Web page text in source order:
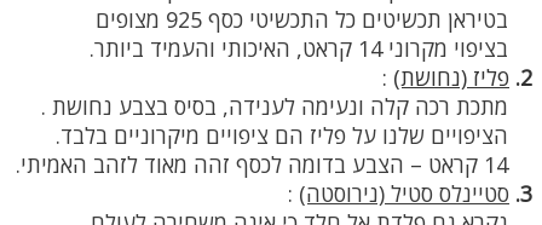
בטיראן תכשיטים כל התכשיטי כסף 925 מצופים
בציפוי מקרוני 14 קראט, האיכותי והעמיד ביותר.
2. פליז (נחושת) :
מתכת רכה קלה ונעימה לענידה, בסיס בצבע נחושת .
הציפויים שלנו על פליז הם ציפויים מיקרוניים בלבד.
14 קראט – הצבע בדומה לכסף זהה מאוד לזהב האמיתי.
3. סטיינלס סטיל (נירוסטה) :